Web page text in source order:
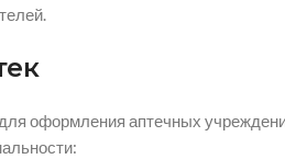
оформления аптечных